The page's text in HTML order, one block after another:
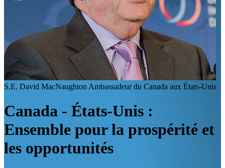
S.E. David MacNaughton Ambassadeur du Canada aux États-Unis
Canada - États-Unis :
Ensemble pour la prospérité et
les opportunités